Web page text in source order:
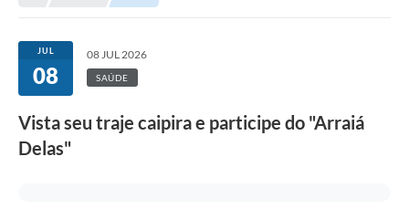
JUL
08
08 JUL 2026
SAÚDE
Vista seu traje caipira e participe do "Arraiá
Delas"